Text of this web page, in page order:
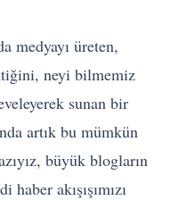
medyayı üreten,
neyi bilmemiz
sunan bir
artık bu mümkün
büyük blogların
akışışımızı